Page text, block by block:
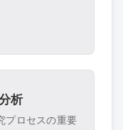
析
プロセスの重要